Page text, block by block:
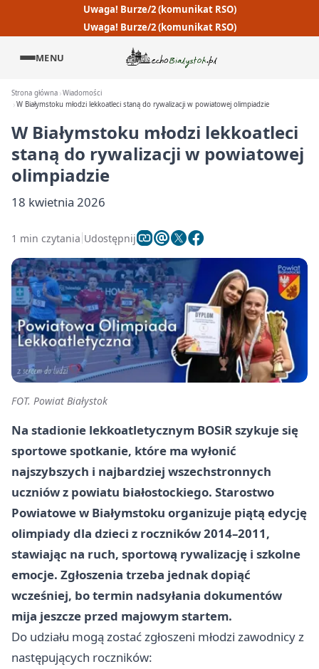
Uwaga! Burze/2 (komunikat RSO)
Uwaga! Burze/2 (komunikat RSO)
MENU
Strona główna Wiadomości
W Białymstoku młodzi lekkoatleci staną do rywalizacji w powiatowej olimpiadzie
W Białymstoku młodzi lekkoatleci
staną do rywalizacji w powiatowej
olimpiadzie
18 kwietnia 2026
1 min czytania Udostępnij
FOT. Powiat Białystok
Na stadionie lekkoatletycznym BOSiR szykuje się
sportowe spotkanie, które ma wyłonić
najszybszych i najbardziej wszechstronnych
uczniów z powiatu białostockiego. Starostwo
Powiatowe w Białymstoku organizuje piątą edycję
olimpiady dla dzieci z roczników 2014–2011,
stawiając na ruch, sportową rywalizację i szkolne
emocje. Zgłoszenia trzeba jednak dopiąć
wcześniej, bo termin nadsyłania dokumentów
mija jeszcze przed majowym startem.
Do udziału mogą zostać zgłoszeni młodzi zawodnicy z
następujących roczników: